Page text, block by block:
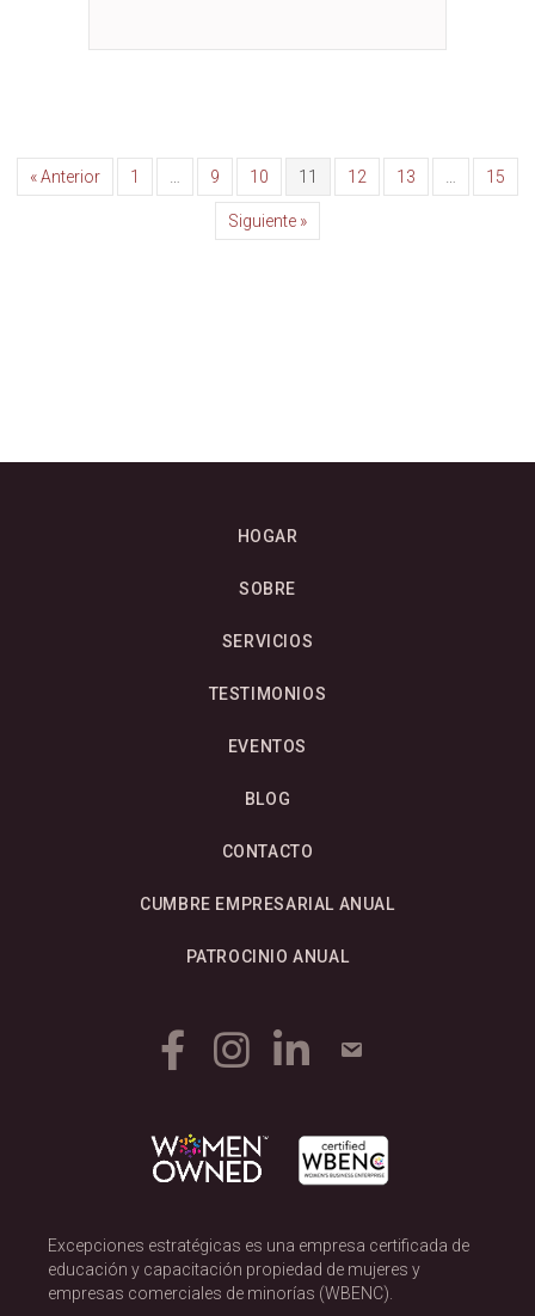
« Anterior 1 9 10 11 12 13 15
Siguiente »
HOGAR
SOBRE
SERVICIOS
TESTIMONIOS
EVENTOS
BLOG
CONTACTO
CUMBRE EMPRESARIAL ANUAL
PATROCINIO ANUAL
Excepciones estratégicas es una empresa certificada de
educación y capacitación propiedad de mujeres y
empresas comerciales de minorías (WBENC).